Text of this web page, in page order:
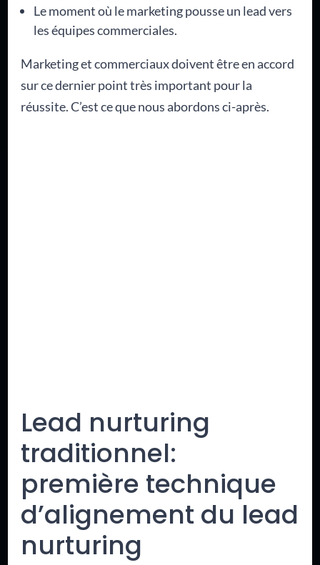
Le moment où le marketing pousse un lead vers
les équipes commerciales.
Marketing et commerciaux doivent être en accord
sur ce dernier point très important pour la
réussite. C’est ce que nous abordons ci-après.
Lead nurturing
traditionnel:
première technique
d’alignement du lead
nurturing